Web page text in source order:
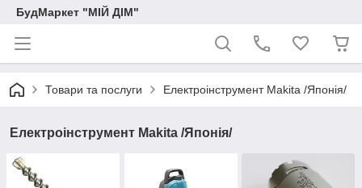
БудМаркет "МІЙ ДІМ"
Товари та послуги Електроінструмент Makita /Японія/
Електроінструмент Makita /Японія/